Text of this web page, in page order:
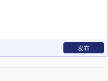
发布